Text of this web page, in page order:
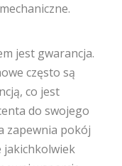
jest gwarancja.
często są
co jest
do swojego
zapewnia pokój
jakichkolwiek